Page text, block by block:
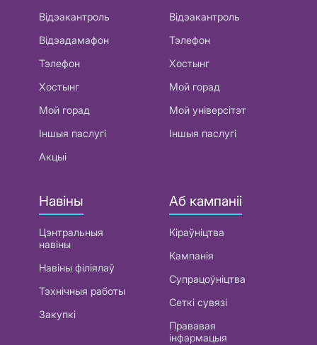
Відэакантроль
Відэадамафон
Тэлефон
Хостынг
Мой горад
Іншыя паслугі
Акцыі
Відэакантроль
Тэлефон
Хостынг
Мой горад
Мой універсітэт
Іншыя паслугі
Навіны
Цэнтральныя
навіны
Навіны філіялаў
Тэхнічныя работы
Закупкі
Аб кампаніі
Кіраўніцтва
Кампанія
Супрацоўніцтва
Сеткі сувязі
Прававая
інфармацыя